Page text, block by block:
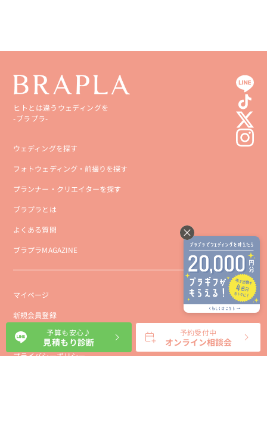
ヒトとは違うウェディングを
-ブラプラ-
ウェディングを探す
フォトウェディング・前撮りを探す
プランナー・クリエイターを探す
ブラプラとは
よくある質問
ブラプラMAGAZINE
マイページ
新規会員登録
会社概要
プライバシーポリシー
予算も安心♪
見積もり診断
予約受付中
オンライン相談会